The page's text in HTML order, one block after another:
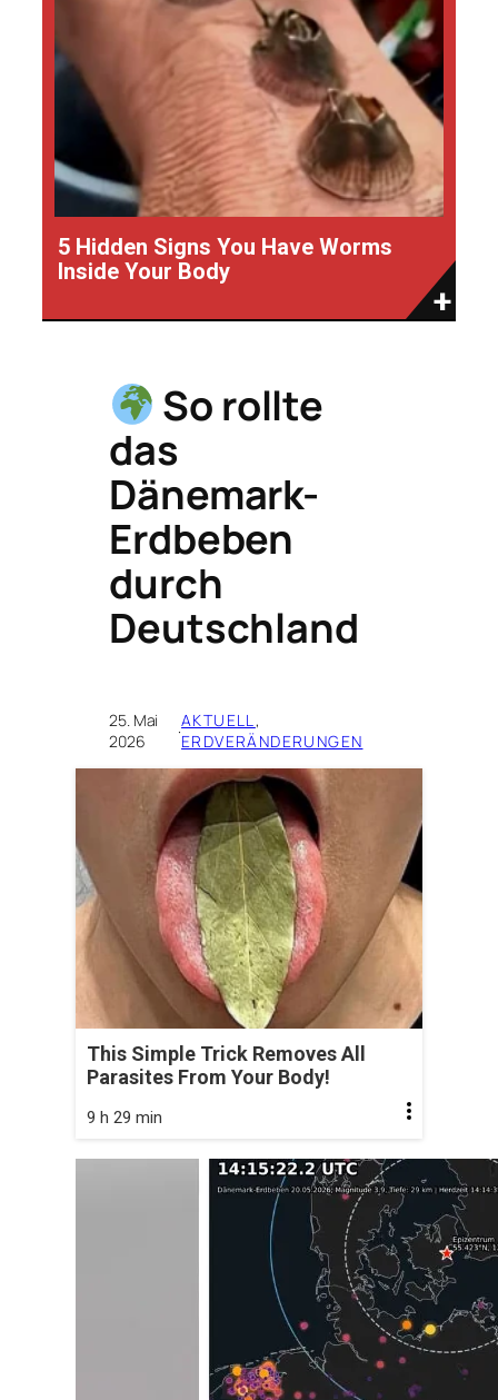
5 Hidden Signs You Have Worms
Inside Your Body
So rollte
das
Dänemark-
Erdbeben
durch
Deutschland
25. Mai
2026
·AKTUELL
ERDVERÄNDERUNGEN
This Simple Trick Removes All
Parasites From Your Body!
9 h 29 min